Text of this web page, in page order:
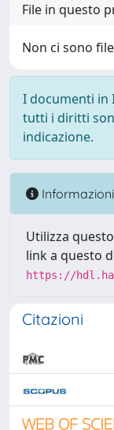
File in questo
Non ci sono
I documenti in
tutti i diritti
indicazione.
Informazioni
Utilizza
link a questo
https://
Citazioni